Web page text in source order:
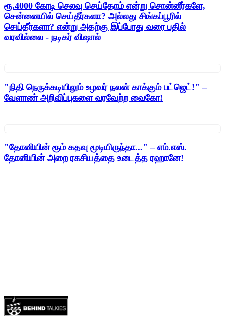
ரூ.4000 கோடி செலவு செய்தோம் என்று சொன்னீர்களே,
சென்னையில் செய்தீர்களா? அல்லது சிங்கப்பூரில்
செய்தீர்களா? என்று அதற்கு இப்போது வரை பதில்
வரவில்லை - நடிகர் விஷால்
"நிதி நெருக்கடியிலும் உழவர் நலன் காக்கும் பட்ஜெட்!" –
வேளாண் அறிவிப்புகளை வரவேற்ற வைகோ!
"தோனியின் ரூம் கதவு மூடியிருந்தா..." – எம்.எஸ்.
தோனியின் அறை ரகசியத்தை உடைத்த ரஹானே!